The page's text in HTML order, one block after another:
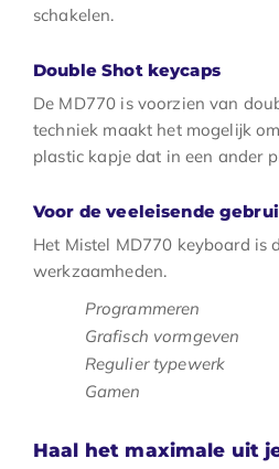
schakelen.
Double Shot keycaps
De MD770 is voorzien van
techniek maakt het mogelijk
plastic kapje dat in een ander
Voor de veeleisende
Het Mistel MD770 keyboard is
werkzaamheden.
Programmeren
Grafisch vormgeven
Regulier typewerk
Gamen
Haal het maximale uit